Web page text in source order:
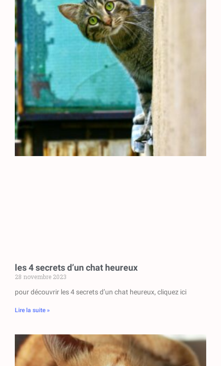
les 4 secrets d’un chat heureux
28 novembre 2023
pour découvrir les 4 secrets d’un chat heureux, cliquez ici
Lire la suite »